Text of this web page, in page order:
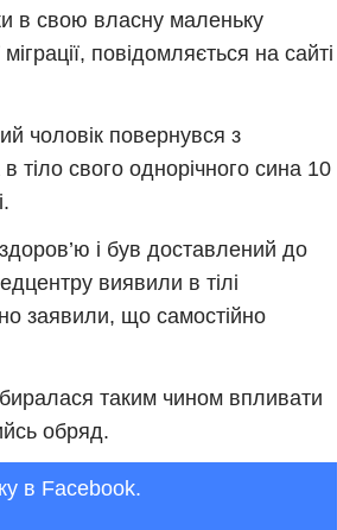
в свою власну маленьку
повідомляється на сайті
чоловік повернувся з
тіло свого однорічного сина 10
і був доставлений до
виявили в тілі
заявили, що самостійно
таким чином впливати
обряд.
в Facebook.